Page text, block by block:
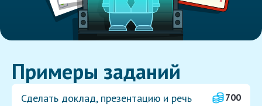
Примеры заданий
Сделать доклад, презентацию и речь
700